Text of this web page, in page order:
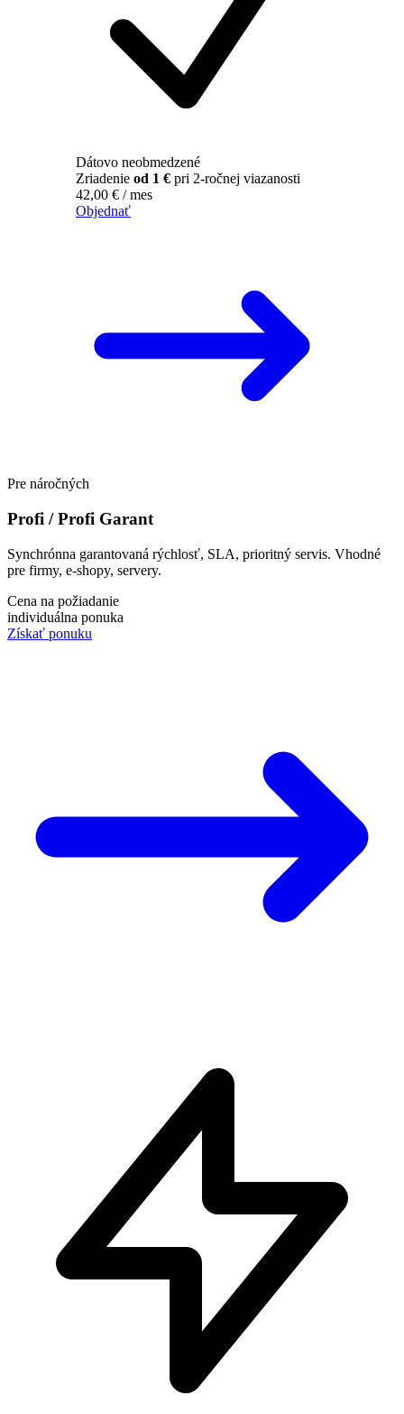
Dátovo neobmedzené
Zriadenie od 1 € pri 2-ročnej viazanosti
42,00 € / mes
Objednať
Pre náročných
Profi / Profi Garant
Synchrónna garantovaná rýchlosť, SLA, prioritný servis. Vhodné
pre firmy, e-shopy, servery.
Cena na požiadanie
individuálna ponuka
Získať ponuku